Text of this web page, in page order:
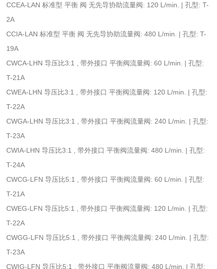
CCEA-LAN 标准型 平衡 阀 无先导协助流量阀: 120 L/min. | 孔型: T-
2A
CCIA-LAN 标准型 平衡 阀 无先导协助流量阀: 480 L/min. | 孔型: T-
19A
CWCA-LHN 导压比3:1 , 带外接口 平衡阀流量阀: 60 L/min. | 孔型:
T-21A
CWEA-LHN 导压比3:1 , 带外接口 平衡阀流量阀: 120 L/min. | 孔型:
T-22A
CWGA-LHN 导压比3:1 , 带外接口 平衡阀流量阀: 240 L/min. | 孔型:
T-23A
CWIA-LHN 导压比3:1 , 带外接口 平衡阀流量阀: 480 L/min. | 孔型:
T-24A
CWCG-LFN 导压比5:1 , 带外接口 平衡阀流量阀: 60 L/min. | 孔型:
T-21A
CWEG-LFN 导压比5:1 , 带外接口 平衡阀流量阀: 120 L/min. | 孔型:
T-22A
CWGG-LFN 导压比5:1 , 带外接口 平衡阀流量阀: 240 L/min. | 孔型:
T-23A
CWIG-LFN 导压比5:1 , 带外接口 平衡阀流量阀: 480 L/min. | 孔型: